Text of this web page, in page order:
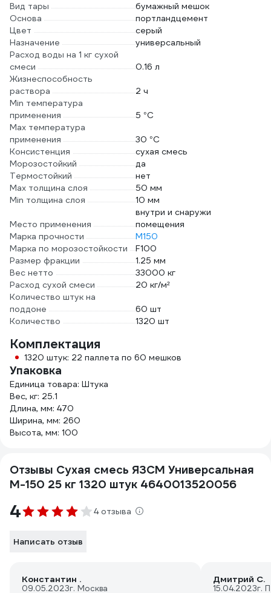
Вид тары
бумажный мешок
Основа
портландцемент
Цвет
серый
Назначение
универсальный
Расход воды на 1 кг сухой
смеси
0.16 л
Жизнеспособность
раствора
2 ч
Min температура
применения
5 °С
Max температура
применения
30 °С
Консистенция
сухая смесь
Морозостойкий
да
Термостойкий
нет
Max толщина слоя
50 мм
Min толщина слоя
10 мм
Место применения
внутри и снаружи
помещения
Марка прочности
М150
Марка по морозостойкости
F100
Размер фракции
1.25 мм
Вес нетто
33000 кг
Расход сухой смеси
20 кг/м²
Количество штук на
поддоне
60 шт
Количество
1320 шт
Комплектация
1320 штук: 22 паллета по 60 мешков
Упаковка
Единица товара: Штука
Вес, кг: 25.1
Длина, мм: 470
Ширина, мм: 260
Высота, мм: 100
Отзывы Сухая смесь ЯЗСМ Универсальная
М-150 25 кг 1320 штук 4640013520056
4 4 отзыва
Написать отзыв
Константин .
09.05.2023г. Москва
Дмитрий С.
15.04.2023г.